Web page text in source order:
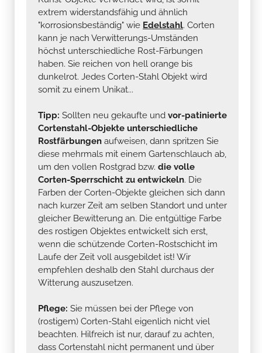
extrem widerstandsfähig und ähnlich
"korrosionsbeständig" wie Edelstahl. Corten
kann je nach Verwitterungs-Umständen
höchst unterschiedliche Rost-Färbungen
haben. Sie reichen von hell orange bis
dunkelrot. Jedes Corten-Stahl Objekt wird
somit zu einem Unikat...
Tipp: Sollten neu gekaufte und vor-patinierte
Cortenstahl-Objekte unterschiedliche
Rostfärbungen aufweisen, dann spritzen Sie
diese mehrmals mit einem Gartenschlauch ab,
um den vollen Rostgrad bzw. die volle
Corten-Sperrschicht zu entwickeln. Die
Farben der Corten-Objekte gleichen sich dann
nach kurzer Zeit am selben Standort und unter
gleicher Bewitterung an. Die entgültige Farbe
des rostigen Objektes entwickelt sich erst,
wenn die schützende Corten-Rostschicht im
Laufe der Zeit voll ausgebildet ist! Wir
empfehlen deshalb den Stahl durchaus der
Witterung auszusetzen.
Pflege: Sie müssen bei der Pflege von
(rostigem) Corten-Stahl eigenlich nicht viel
beachten. Hilfreich ist nur, darauf zu achten,
dass Cortenstahl nicht permanent und über